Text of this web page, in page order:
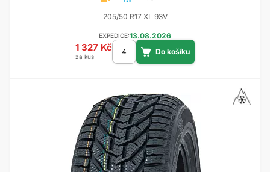
205/50 R17 XL 93V
EXPEDICE:13.08.2026
1 327 Kč
za kus